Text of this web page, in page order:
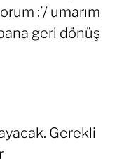
:’/ umarım
geri dönüş
Gerekli